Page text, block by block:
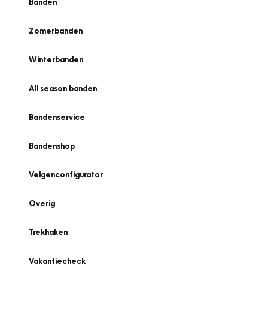
Zomerbanden
Winterbanden
All season banden
Bandenservice
Bandenshop
Velgenconfigurator
Overig
Trekhaken
Vakantiecheck